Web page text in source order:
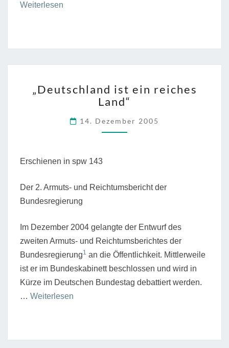
Weiterlesen
von
Lohnabhängigen”
IST
EIN
LAND“
„Deutschland ist ein reiches
Land“
14. Dezember 2005
Erschienen in spw 143
Der 2. Armuts- und Reichtumsbericht der
Bundesregierung
Im Dezember 2004 gelangte der Entwurf des
zweiten Armuts- und Reichtumsberichtes der
Bundesregierung1 an die Öffentlichkeit. Mittlerweile
ist er im Bundeskabinett beschlossen und wird in
Kürze im Deutschen Bundestag debattiert werden.
… Weiterlesen